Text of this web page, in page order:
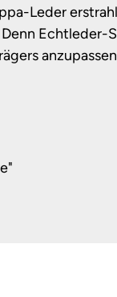
Leder
Echtleder-